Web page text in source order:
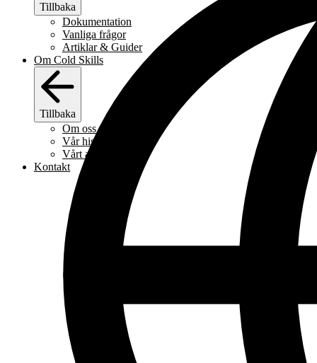
Tillbaka
Dokumentation
Vanliga frågor
Artiklar & Guider
Om Cold Skills
Tillbaka
Om oss
Vår historia
Vårt arbetssätt
Kontakt